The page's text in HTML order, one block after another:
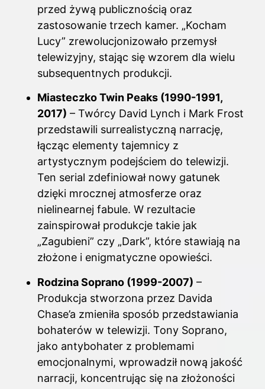
przed żywą publicznością oraz
zastosowanie trzech kamer. „Kocham
Lucy” zrewolucjonizowało przemysł
telewizyjny, stając się wzorem dla wielu
subsequentnych produkcji.
Miasteczko Twin Peaks (1990-1991,
2017) – Twórcy David Lynch i Mark Frost
przedstawili surrealistyczną narrację,
łącząc elementy tajemnicy z
artystycznym podejściem do telewizji.
Ten serial zdefiniował nowy gatunek
dzięki mrocznej atmosferze oraz
nielinearnej fabule. W rezultacie
zainspirował produkcje takie jak
„Zagubieni” czy „Dark”, które stawiają na
złożone i enigmatyczne opowieści.
Rodzina Soprano (1999-2007) –
Produkcja stworzona przez Davida
Chase’a zmieniła sposób przedstawiania
bohaterów w telewizji. Tony Soprano,
jako antybohater z problemami
emocjonalnymi, wprowadził nową jakość
narracji, koncentrując się na złożoności